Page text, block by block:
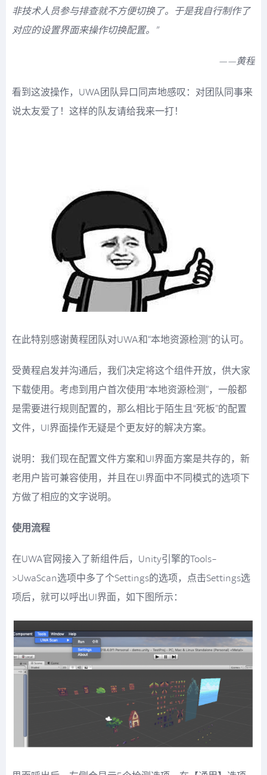
非技术人员参与排查就不方便切换了。于是我自行制作了
对应的设置界面来操作切换配置。”
——黄程
看到这波操作，UWA团队异口同声地感叹：对团队同事来
说太友爱了！这样的队友请给我来一打！
在此特别感谢黄程团队对UWA和“本地资源检测”的认可。
受黄程启发并沟通后，我们决定将这个组件开放，供大家
下载使用。考虑到用户首次使用“本地资源检测”，一般都
是需要进行规则配置的，那么相比于陌生且“死板”的配置
文件，UI界面操作无疑是个更友好的解决方案。
说明：我们现在配置文件方案和UI界面方案是共存的，新
老用户皆可兼容使用，并且在UI界面中不同模式的选项下
方做了相应的文字说明。
使用流程
在UWA官网接入了新组件后，Unity引擎的Tools-
>UwaScan选项中多了个Settings的选项，点击Settings选
项后，就可以呼出UI界面，如下图所示：